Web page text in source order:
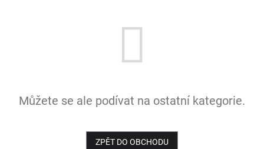
Můžete se ale podívat na ostatní kategorie.
ZPĚT DO OBCHODU